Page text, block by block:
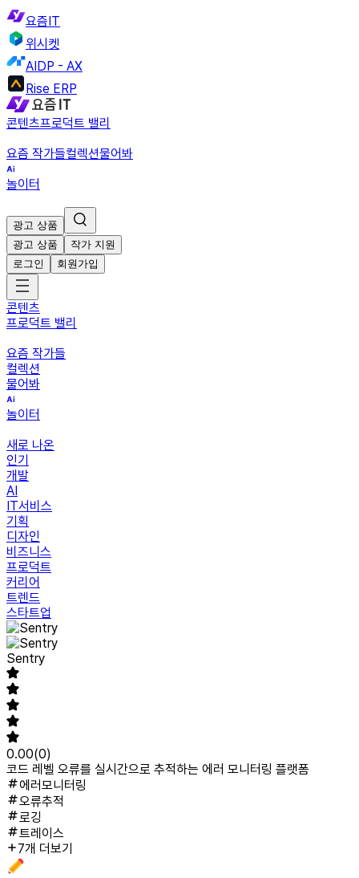
요즘IT
위시켓
AIDP - AX
Rise ERP
콘텐츠프로덕트 밸리
요즘 작가들컬렉션물어봐
놀이터
광고 상품
광고 상품
작가 지원
로그인
회원가입
콘텐츠
프로덕트 밸리
요즘 작가들
컬렉션
물어봐
놀이터
새로 나온
인기
개발
AI
IT서비스
기획
디자인
비즈니스
프로덕트
커리어
트렌드
스타트업
Sentry
0.00(0)
코드 레벨 오류를 실시간으로 추적하는 에러 모니터링 플랫폼
에러모니터링
오류추적
로깅
트레이스
7개 더보기